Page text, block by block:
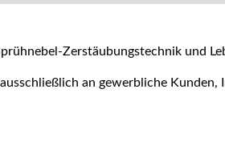
Zerstäubungstechnik und
an gewerbliche